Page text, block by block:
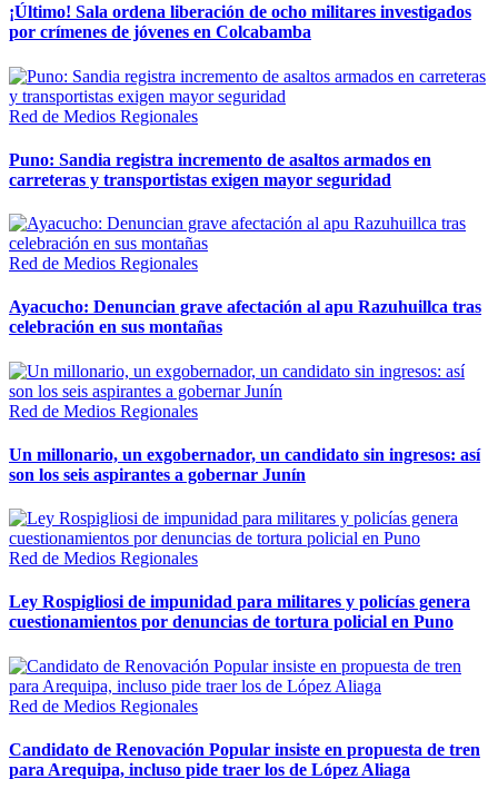
¡Último! Sala ordena liberación de ocho militares investigados
por crímenes de jóvenes en Colcabamba
Red de Medios Regionales
Puno: Sandia registra incremento de asaltos armados en
carreteras y transportistas exigen mayor seguridad
Red de Medios Regionales
Ayacucho: Denuncian grave afectación al apu Razuhuillca tras
celebración en sus montañas
Red de Medios Regionales
Un millonario, un exgobernador, un candidato sin ingresos: así
son los seis aspirantes a gobernar Junín
Red de Medios Regionales
Ley Rospigliosi de impunidad para militares y policías genera
cuestionamientos por denuncias de tortura policial en Puno
Red de Medios Regionales
Candidato de Renovación Popular insiste en propuesta de tren
para Arequipa, incluso pide traer los de López Aliaga